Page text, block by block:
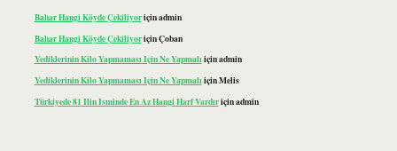
Bahar Hangi Köyde Çekiliyoriçinadmin
Bahar Hangi Köyde ÇekiliyoriçinÇoban
Yediklerinin Kilo Yapmaması Için Ne Yapmalıiçinadmin
Yediklerinin Kilo Yapmaması Için Ne YapmalıiçinMelis
Türkiyede 81 Ilin Isminde En Az Hangi Harf Vardıriçinadmin